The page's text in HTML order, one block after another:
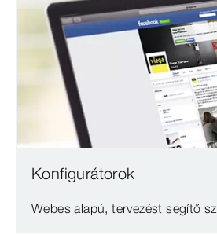
Konfigurátorok
Webes alapú, tervezést segítő